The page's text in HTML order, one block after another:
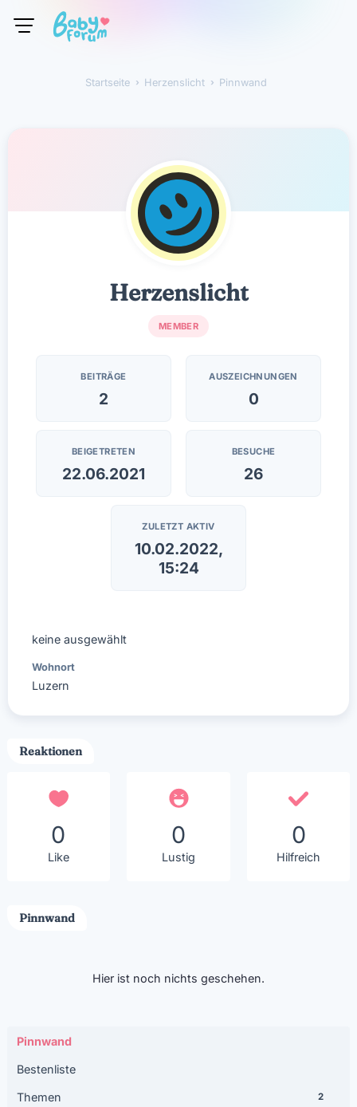
Startseite › Herzenslicht › Pinnwand
Herzenslicht
MEMBER
BEITRÄGE
2
AUSZEICHNUNGEN
0
BEIGETRETEN
22.06.2021
BESUCHE
26
ZULETZT AKTIV
10.02.2022,
15:24
keine ausgewählt
Wohnort
Luzern
Reaktionen
0
Like
0
Lustig
0
Hilfreich
Pinnwand
Hier ist noch nichts geschehen.
Pinnwand
Bestenliste
Themen 2